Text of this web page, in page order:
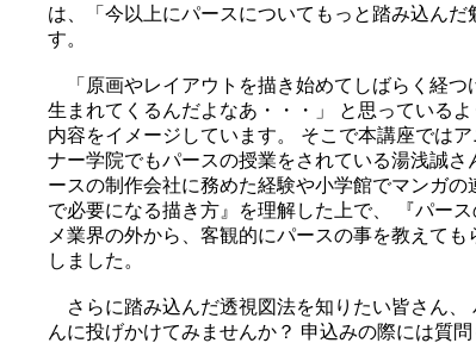
は、「今以上にパースについてもっと踏み込ん
す。
「原画やレイアウトを描き始めてしばらく経
生まれてくるんだよなあ・・・」 と思っている
内容をイメージしています。 そこで本講座では
ナー学院でもパースの授業をされている湯浅誠
ースの制作会社に務めた経験や小学館でマンガ
で必要になる描き方』を理解した上で、 『パー
メ業界の外から、客観的にパースの事を教えて
しました。
さらに踏み込んだ透視図法を知りたい皆さん、
んに投げかけてみませんか？ 申込みの際には質